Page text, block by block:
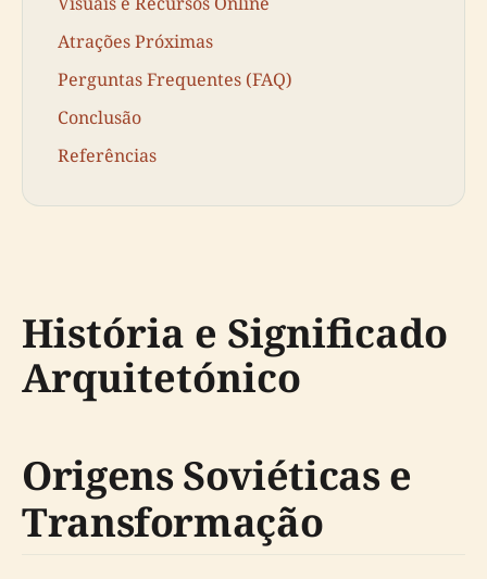
Atrações Próximas
Perguntas Frequentes (FAQ)
Conclusão
Referências
História e Significado
Arquitetónico
Origens Soviéticas e
Transformação